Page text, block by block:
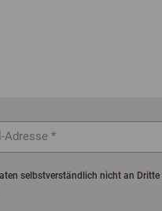
selbstverständlich nicht an